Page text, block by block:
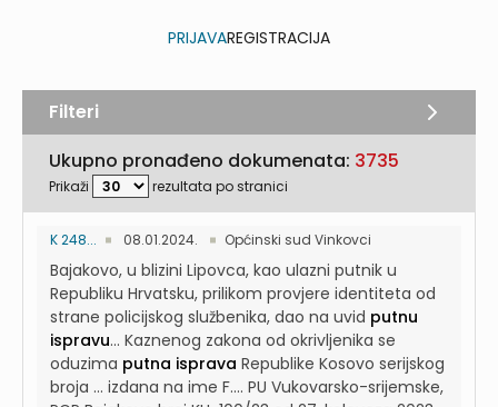
PRIJAVAREGISTRACIJA
Ukupno pronađeno dokumenata: 3735
Prikaži rezultata po stranici
K 248... 08.01.2024. Općinski sud Vinkovci
Bajakovo, u blizini Lipovca, kao ulazni putnik u
Republiku Hrvatsku, prilikom provjere identiteta od
strane policijskog službenika, dao na uvid putnu
ispravu... Kaznenog zakona od okrivljenika se
oduzima putna isprava Republike Kosovo serijskog
broja … izdana na ime F.... PU Vukovarsko-srijemske,
Filteri